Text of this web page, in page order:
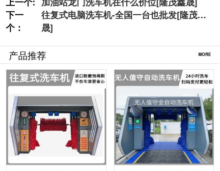
下一
个：
往复式电脑洗车机-全国一台也批发[隆茂鑫
晟]
产品推荐 MORE